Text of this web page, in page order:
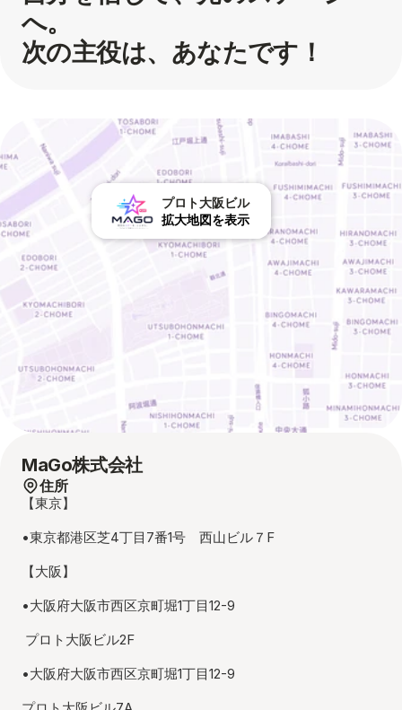
へ。
次の主役は、あなたです！
プロト大阪ビル
拡大地図を表示
MaGo株式会社
住所
【東京】
•東京都港区芝4丁目7番1号　西山ビル７F
【大阪】
•大阪府大阪市西区京町堀1丁目12-9
プロト大阪ビル2F
•大阪府大阪市西区京町堀1丁目12-9